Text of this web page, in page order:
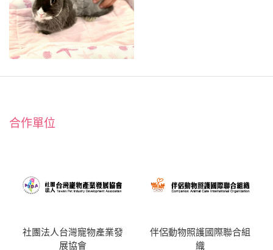
合作單位
社團法人台灣寵物產業發
展協會
伴侶動物照護國際聯合組
織